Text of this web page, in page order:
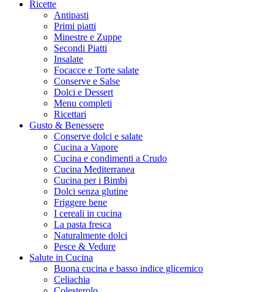
Ricette
Antipasti
Primi piatti
Minestre e Zuppe
Secondi Piatti
Insalate
Focacce e Torte salate
Conserve e Salse
Dolci e Dessert
Menu completi
Ricettari
Gusto & Benessere
Conserve dolci e salate
Cucina a Vapore
Cucina e condimenti a Crudo
Cucina Mediterranea
Cucina per i Bimbi
Dolci senza glutine
Friggere bene
I cereali in cucina
La pasta fresca
Naturalmente dolci
Pesce & Vedure
Salute in Cucina
Buona cucina e basso indice glicemico
Celiachia